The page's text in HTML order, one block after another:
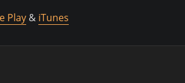
Play & iTunes